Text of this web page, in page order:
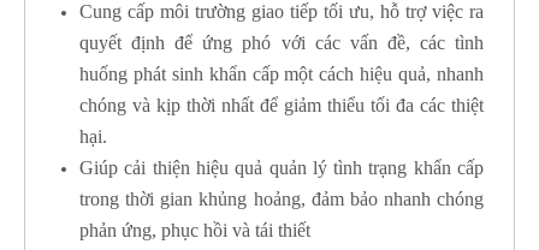
Cung cấp môi trường giao tiếp tối ưu, hỗ trợ việc ra
quyết định để ứng phó với các vấn đề, các tình
huống phát sinh khẩn cấp một cách hiệu quả, nhanh
chóng và kịp thời nhất để giảm thiểu tối đa các thiệt
hại.
Giúp cải thiện hiệu quả quản lý tình trạng khẩn cấp
trong thời gian khủng hoảng, đảm bảo nhanh chóng
phản ứng, phục hồi và tái thiết